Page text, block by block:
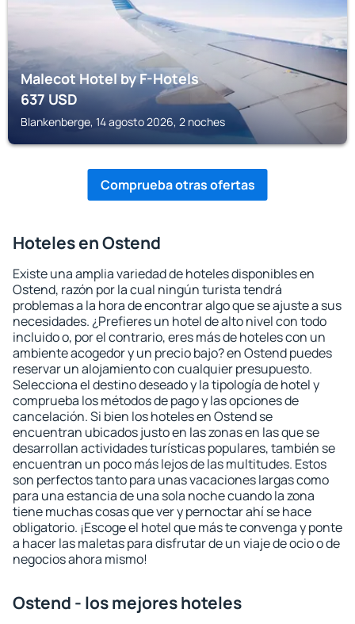
Malecot Hotel by F-Hotels
637USD
Blankenberge, 14 agosto 2026, 2 noches
Comprueba otras ofertas
Hoteles en Ostend
Existe una amplia variedad de hoteles disponibles en
Ostend, razón por la cual ningún turista tendrá
problemas a la hora de encontrar algo que se ajuste a sus
necesidades. ¿Prefieres un hotel de alto nivel con todo
incluido o, por el contrario, eres más de hoteles con un
ambiente acogedor y un precio bajo? en Ostend puedes
reservar un alojamiento con cualquier presupuesto.
Selecciona el destino deseado y la tipología de hotel y
comprueba los métodos de pago y las opciones de
cancelación. Si bien los hoteles en Ostend se
encuentran ubicados justo en las zonas en las que se
desarrollan actividades turísticas populares, también se
encuentran un poco más lejos de las multitudes. Estos
son perfectos tanto para unas vacaciones largas como
para una estancia de una sola noche cuando la zona
tiene muchas cosas que ver y pernoctar ahí se hace
obligatorio. ¡Escoge el hotel que más te convenga y ponte
a hacer las maletas para disfrutar de un viaje de ocio o de
negocios ahora mismo!
Ostend - los mejores hoteles